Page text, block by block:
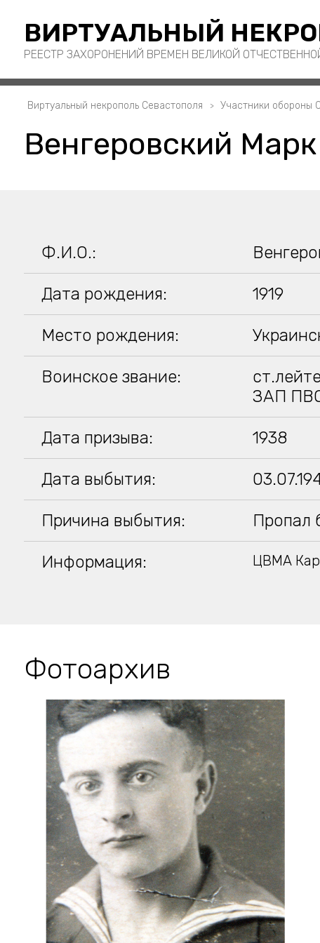
ВИРТУАЛЬНЫЙ
РЕЕСТР ЗАХОРОНЕНИЙ ВРЕМЕН ВЕЛИКОЙ
Виртуальный некрополь Севастополя Участники обороны
Венгеровский
Ф.И.О.:
Дата рождения: 1919
Место рождения:
Воинское звание:
ЗАП
Дата призыва: 1938
Дата выбытия:
Причина выбытия: Пропал
Информация: ЦВМА
Фотоархив